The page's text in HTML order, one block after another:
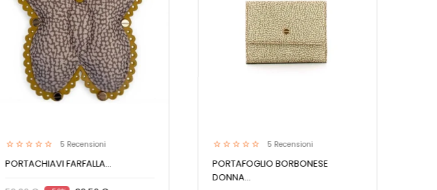
5 Recensioni
PORTACHIAVI FARFALLA...
5 Recensioni
PORTAFOGLIO BORBONESE
DONNA...